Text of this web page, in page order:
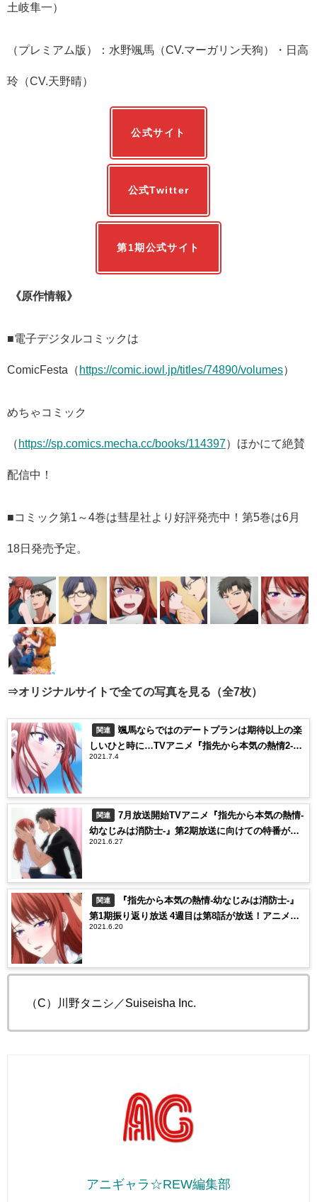
土岐隼一）
（プレミアム版）：水野颯馬（CV.マーガリン天狗）・日高
玲（CV.天野晴）
公式サイト
公式Twitter
第1期公式サイト
《原作情報》
■電子デジタルコミックは
ComicFesta（ https://comic.iowl.jp/titles/74890/volumes）
めちゃコミック
（ https://sp.comics.mecha.cc/books/114397）ほかにて絶賛
配信中！
■コミック第1～4巻は彗星社より好評発売中！第5巻は6月
18日発売予定。
⇒オリジナルサイトで全ての写真を見る（全7枚）
関連
颯馬ならではのデートプランは期待以上の楽
しいひと時に…TVアニメ『​​​​指先から本気の熱情2-恋
人は消防士-』第１話あらすじと先行カットが到着！
2021.7.4
関連
7月放送開始TVアニメ『指先から本気の熱情-
幼なじみは消防士-』第2期​放送に向けての特番が一
挙放送！​
2021.6.27
関連
『指先から本気の熱情-幼なじみは消防士-』​
第1期振り返り放送 4週目は第8話が放送！ア​​ニメ放
送後にプレゼントキャンペーンも実施中
2021.6.20
（C）川野タニシ／Suiseisha Inc.
アニギャラ☆REW編集部